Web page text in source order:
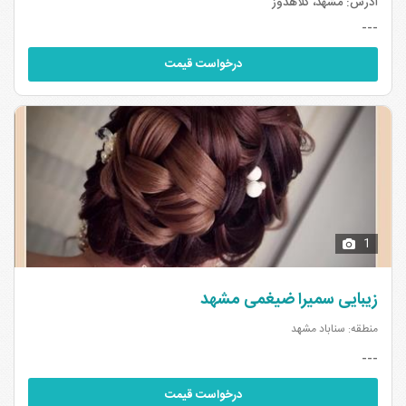
۷
سالن های زیبایی بلوار قرنی مشهد ۵ سالن های زیبایی جاده کلات مشهد ۲
سالن های زیبایی سیدی مشهد
سالن های زیبایی بلوار طبرسی مشهد سالن های زیبایی صیاد شیرازی مشهد
۱
---
درخواست قیمت
1
زیبایی سمیرا ضیغمی مشهد
منطقه: سناباد مشهد
---
درخواست قیمت